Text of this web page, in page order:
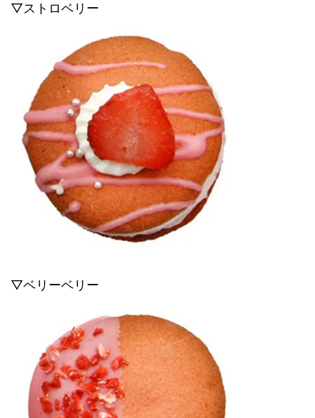
▽ストロベリー
▽ベリーベリー